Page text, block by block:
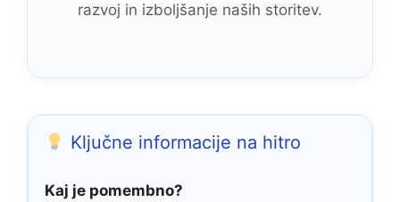
razvoj in izboljšanje naših storitev.
Ključne informacije na hitro
Kaj je pomembno?